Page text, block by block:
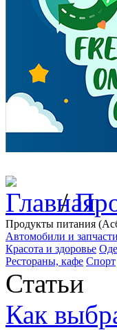
/
Продукты питания
Автомобили и запчасти
Красота и здоровье
Рестораны, кафе Спорт
Статьи
Как